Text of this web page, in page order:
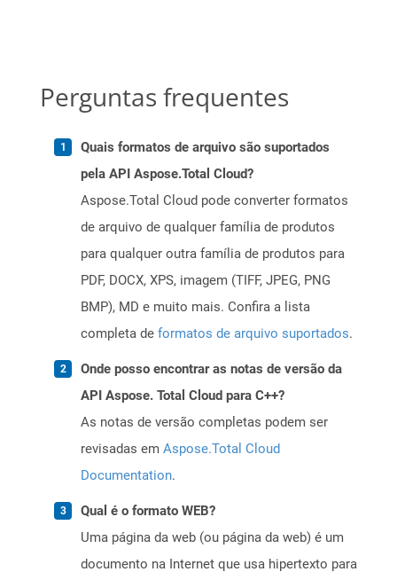
Perguntas frequentes
Quais formatos de arquivo são suportados
pela API Aspose.Total Cloud?
Aspose.Total Cloud pode converter formatos
de arquivo de qualquer família de produtos
para qualquer outra família de produtos para
PDF, DOCX, XPS, imagem (TIFF, JPEG, PNG
BMP), MD e muito mais. Confira a lista
completa de formatos de arquivo suportados.
Onde posso encontrar as notas de versão da
API Aspose. Total Cloud para C++?
As notas de versão completas podem ser
revisadas em Aspose.Total Cloud
Documentation.
Qual é o formato WEB?
Uma página da web (ou página da web) é um
documento na Internet que usa hipertexto para